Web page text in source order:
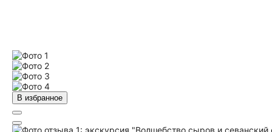
В избранное